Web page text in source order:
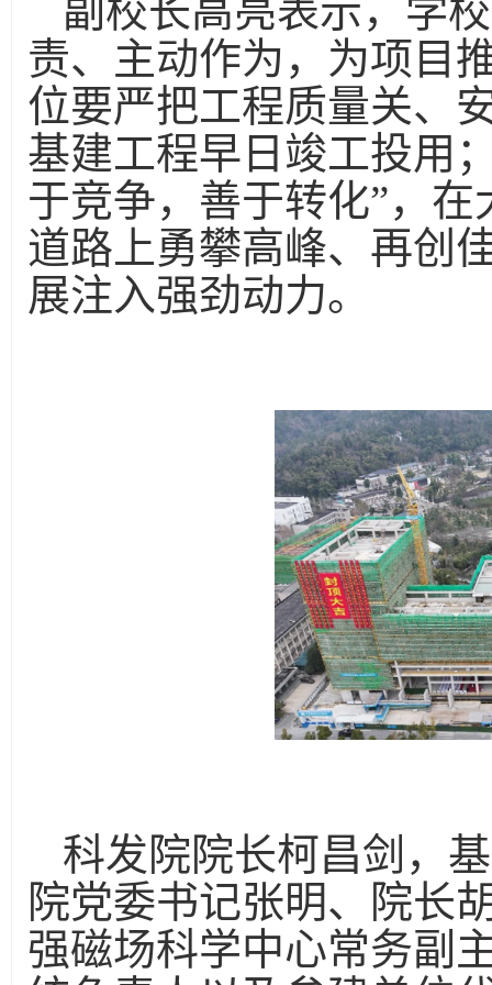
副校长高亮表示，学
责、主动作为，为项目
位要严把工程质量关、
基建工程早日竣工投用
于竞争，善于转化”，
道路上勇攀高峰、再创
展注入强劲动力。
科发院院长柯昌剑，
院党委书记张明、院长
强磁场科学中心常务副